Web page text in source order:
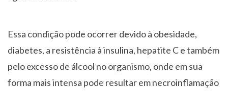
Essa condição pode ocorrer devido à obesidade,
diabetes, a resistência à insulina, hepatite C e também
pelo excesso de álcool no organismo, onde em sua
forma mais intensa pode resultar em necroinflamação